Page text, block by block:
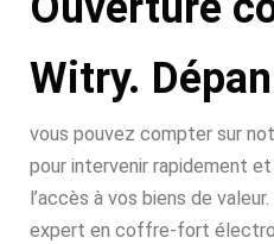
Witry.
vous pouvez compter sur
pour intervenir rapidement
l’accès à vos biens de
expert en coffre-fort